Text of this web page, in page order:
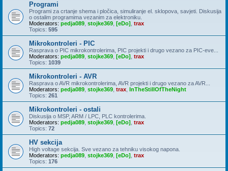
Programi
Programi za crtanje shema i pločica, simuliranje el. sklopova, savjeti. Diskusija
o ostalim programima vezanim za elektroniku.
Moderators: pedja089 stojke369 [eDo] trax
Topics: 595
Mikrokontroleri - PIC
Rasprava o PIC mikrokontrolerima, PIC projekti i drugo vezano za PIC-eve...
Moderators: pedja089 stojke369 [eDo] trax
Topics: 1039
Mikrokontroleri - AVR
Rasprava o AVR mikrokontrolerima, AVR projekti i drugo vezano za AVR...
Moderators: pedja089 stojke369 trax InTheStillOfTheNight
Topics: 261
Mikrokontroleri - ostali
Diskusija o MSP, ARM / LPC, PLC kontrolerima.
Moderators: pedja089 stojke369 [eDo] trax
Topics: 72
HV sekcija
High voltage sekcija. Sve vezano za tehniku visokog napona.
Moderators: pedja089 stojke369 [eDo] trax
Topics: 176